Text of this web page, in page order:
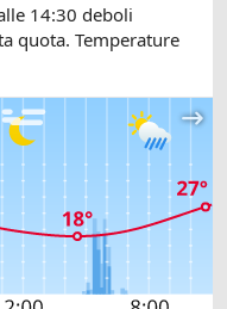
14:30 deboli
quota. Temperature